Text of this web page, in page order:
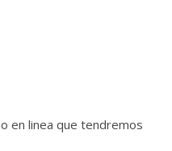
en linea que tendremos